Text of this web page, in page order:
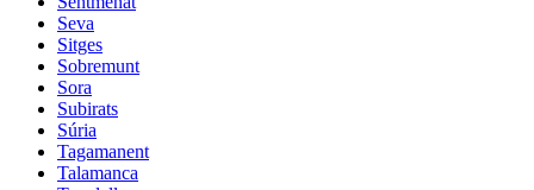
Seva
Sitges
Sobremunt
Sora
Subirats
Súria
Tagamanent
Talamanca